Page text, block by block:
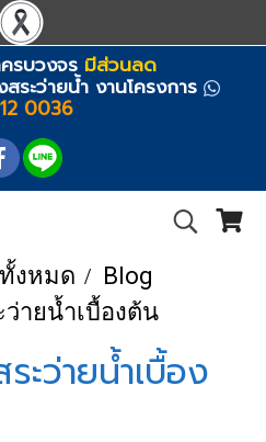
รบวงจร มีส่วนลด
ระว่ายน้ำ งานโครงการ
0036
งหมด
Blog
ายน้ำเบื้องต้น
ะว่ายน้ำเบื้อง